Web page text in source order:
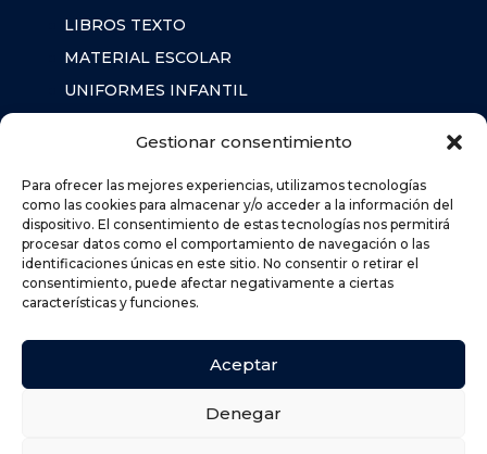
Gestionar consentimiento
Para ofrecer las mejores experiencias, utilizamos tecnologías
como las cookies para almacenar y/o acceder a la información del
dispositivo. El consentimiento de estas tecnologías nos permitirá
procesar datos como el comportamiento de navegación o las
identificaciones únicas en este sitio. No consentir o retirar el
consentimiento, puede afectar negativamente a ciertas
características y funciones.
Aceptar
Denegar
LIBROS TEXTO
MATERIAL ESCOLAR
UNIFORMES INFANTIL
AVISO LEGAL
POLÍTICA DE PRIVACIDAD
POLÍTICA DE COOKIES (UE)
POLÍTICA DE ENVÍOS